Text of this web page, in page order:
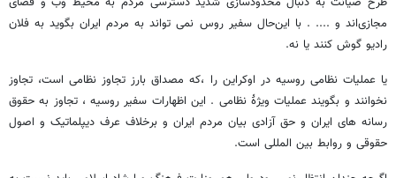
مجازی‌اند و .... . با این‌حال سفیر روس نمی تواند به مردم ایران بگوید به فلان
رادیو گوش کنند یا نه.
یا عملیات نظامی روسیه در اوکراین را ،که مصداق بارز تجاوز نظامی است، تجاوز
نخوانند و بگویند عملیات ویژۀ نظامی . این اظهارات سفیر روسیه ، تجاوز به حقوق
رسانه های ایران و حق آزادی بیان مردم ایران و برخلاف عرف دیپلماتیک و اصول
حقوقی و روابط بین المللی است.